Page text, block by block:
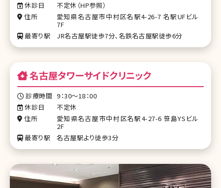
休診日
不定休（HP参照）
住所
愛知県名古屋市中村区名駅4-26-7 名駅UFビル
7F
最寄り駅
JR名古屋駅徒歩7分、名鉄名古屋駅徒歩6分
名古屋タワーサイドクリニック
診療時間 9：30～18：00
休診日
不定休
住所
愛知県名古屋市中村区名駅4-27-6 笹島YSビル
2F
最寄り駅
名古屋駅より徒歩3分